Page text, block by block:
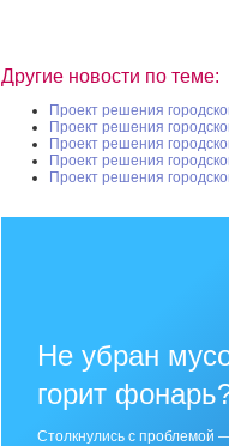
Другие новости по теме:
Проект решения
Проект решения
Проект решения
Проект решения
Проект решения
Не убран
горит
Столкнулись с проблемой